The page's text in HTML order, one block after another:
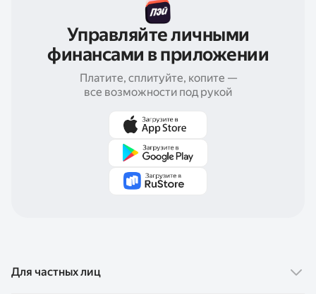
Управляйте личными
финансами в приложении
Платите, сплитуйте, копите —
все возможности под рукой
Для частных лиц